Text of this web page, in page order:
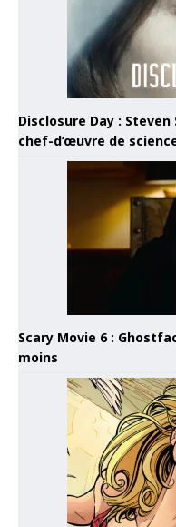
Disclosure Day :
chef-d’œuvre de
Scary Movie 6 :
moins